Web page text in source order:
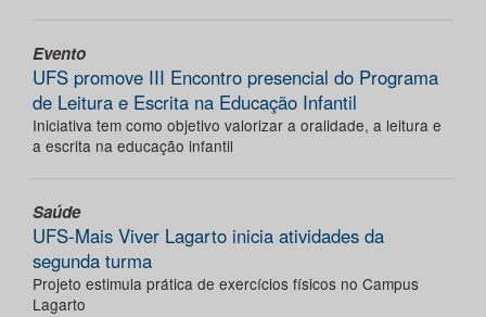
Evento
UFS promove III Encontro presencial do Programa
de Leitura e Escrita na Educação Infantil
Iniciativa tem como objetivo valorizar a oralidade, a leitura e
a escrita na educação infantil
Saúde
UFS-Mais Viver Lagarto inicia atividades da
segunda turma
Projeto estimula prática de exercícios físicos no Campus
Lagarto